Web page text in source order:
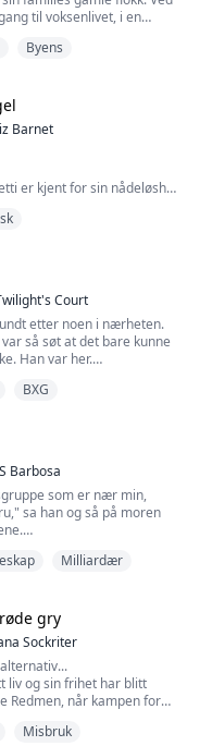
til voksenlivet, i en
til for evigheten. Men
arr...
Byens
Barnet
er kjent for sin nådeløshet
Morgan, som
hele sitt liv, vet
På flukten fra sine
finner hun seg selv utsatt
og ve...
Court
etter noen i nærheten.
så søt at det bare kunne
Han var her.
til hun kom til en dør og
fra den andre siden av
BXG
Barbosa
som er nær min,
sa han og så på moren
en mann," sa Alpha og
Milliardær
gry
Sockriter
liv og sin frihet har blitt
Redmen, når kampen for
Når hans kamp for å
Misbruk